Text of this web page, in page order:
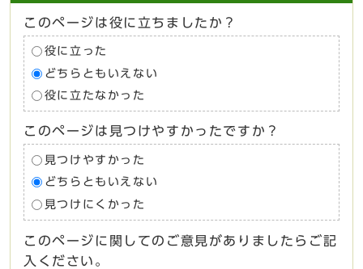
このページは役に立ちましたか？
役に立った
どちらともいえない
役に立たなかった
このページは見つけやすかったですか？
見つけやすかった
どちらともいえない
見つけにくかった
このページに関してのご意見がありましたらご記
入ください。